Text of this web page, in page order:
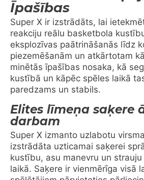
Īpašības
Super X ir izstrādāts, lai
reakciju reālu basketbola
eksplozīvas paātrināšanās līdz
piezemēšanām un atkārtotam
minētās īpašības nosaka, kā
kustībā un kāpēc spēles laikā
paredzams un stabils.
Elites līmeņa saķere
darbam
Super X izmanto uzlabotu
izstrādāta uzticamai saķerei
kustību, asu manevru un
laikā. Saķere ir vienmērīga visā